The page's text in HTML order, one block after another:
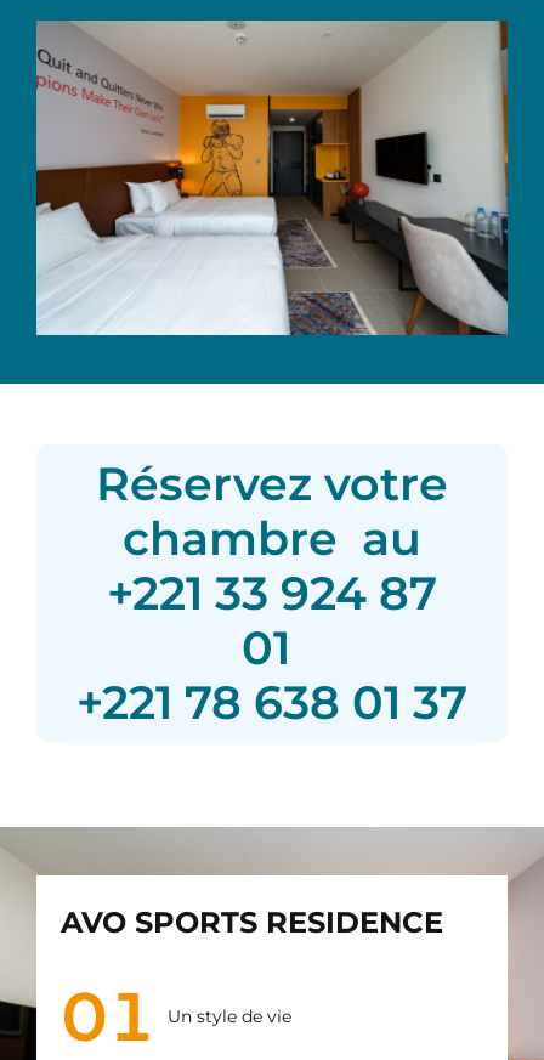
Réservez votre
chambre au
+221 33 924 87
01
+221 78 638 01 37
AVO SPORTS RESIDENCE
01 Un style de vie